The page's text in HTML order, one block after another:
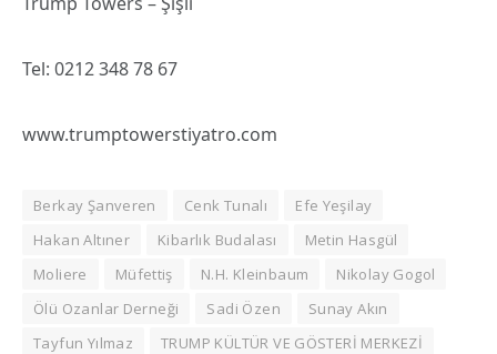
Tel: 0212 348 78 67
www.trumptowerstiyatro.com
Berkay Şanveren Cenk Tunalı
Efe Yeşilay
Hakan Altıner
Kibarlık Budalası
Metin Hasgül
Moliere
Müfettiş N.H. Kleinbaum
Nikolay Gogol
Ölü Ozanlar Derneği
Sadi Özen
Sunay Akın
Tayfun Yılmaz
TRUMP KÜLTÜR VE GÖSTERİ MERKEZİ